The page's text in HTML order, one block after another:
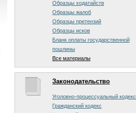
Образцы ходатайств
Образцы жалоб
Образцы претензий
Образцы исков
Бланк оплаты государственной
пошлины
Все материалы
Законодательство
Уголовно-процессуальный кодекс
Гражданский кодекс